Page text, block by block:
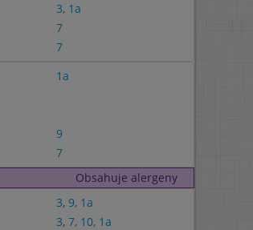
3, 1a
7
7
1a
9
7
Obsahuje alergeny
3, 9, 1a
3, 7, 10, 1a